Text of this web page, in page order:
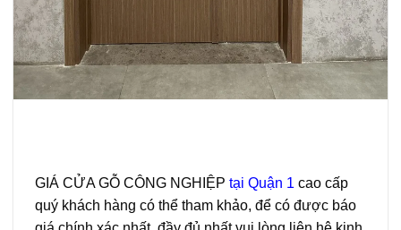
GIÁ CỬA GỖ CÔNG NGHIỆP tại Quận 1 cao cấp
quý khách hàng có thể tham khảo, để có được báo